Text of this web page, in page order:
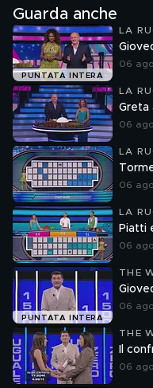
Guarda anche
PUNTATA INTERA
LA
06
LA
Greta
06
LA
06
LA
Piatti
06
PUNTATA INTERA
THE
06
THE
Il
06